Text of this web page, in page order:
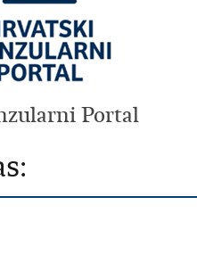
Portal